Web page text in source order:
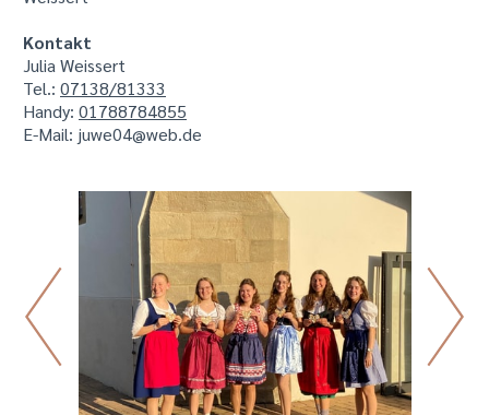
Kontakt
Julia Weissert
Tel.: 07138/81333
Handy: 01788784855
E-Mail: juwe04@web.de